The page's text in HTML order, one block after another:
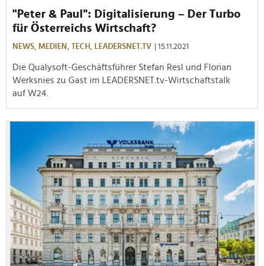
"Peter & Paul": Digitalisierung – Der Turbo
für Österreichs Wirtschaft?
NEWS, MEDIEN, TECH, LEADERSNET.TV | 15.11.2021
Die Qualysoft-Geschäftsführer Stefan Resl und Florian
Werksnies zu Gast im LEADERSNET.tv-Wirtschaftstalk
auf W24.